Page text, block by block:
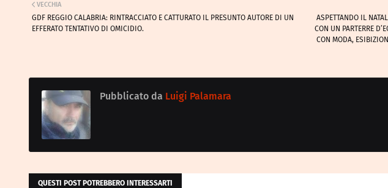
ASPETTANDO IL
CON UN PARTERRE
CON MODA,
VECCHIA
GDF REGGIO CALABRIA: RINTRACCIATO E CATTURATO IL PRESUNTO AUTORE DI UN
EFFERATO TENTATIVO DI OMICIDIO.
Pubblicato da Luigi Palamara
QUESTI POST POTREBBERO INTERESSARTI